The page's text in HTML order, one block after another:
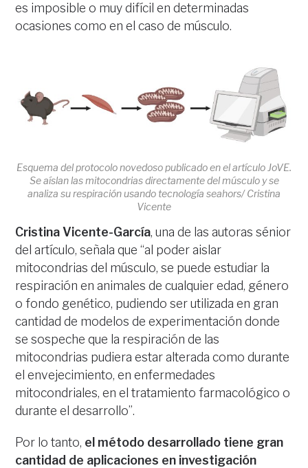
es imposible o muy difícil en determinadas
ocasiones como en el caso de músculo.
Esquema del protocolo novedoso publicado en el artículo JoVE.
Se aíslan las mitocondrias directamente del músculo y se
analiza su respiración usando tecnología seahors/ Cristina
Vicente
Cristina Vicente-García, una de las autoras sénior
del artículo, señala que “al poder aislar
mitocondrias del músculo, se puede estudiar la
respiración en animales de cualquier edad, género
o fondo genético, pudiendo ser utilizada en gran
cantidad de modelos de experimentación donde
se sospeche que la respiración de las
mitocondrias pudiera estar alterada como durante
el envejecimiento, en enfermedades
mitocondriales, en el tratamiento farmacológico o
durante el desarrollo”.
Por lo tanto, el método desarrollado tiene gran
cantidad de aplicaciones en investigación